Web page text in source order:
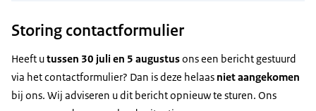
Storing contactformulier
Heeft utussen 30 juli en 5 augustusons een bericht gestuurd
via het contactformulier? Dan is deze helaas niet aangekomen
bij ons. Wij adviseren u dit bericht opnieuw te sturen. Ons